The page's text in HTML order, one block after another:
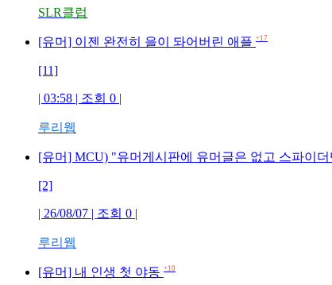
SLR클럽
[유머] 이젠 완전히 을이 돠어버린 애플 +17
[11]
| 03:58 | 조회 0 |
루리웹
[유머] MCU) "유머게시판에 유머글은 없고 스파이
[2]
| 26/08/07 | 조회 0 |
루리웹
[유머] 내 인생 첫 야동 +10